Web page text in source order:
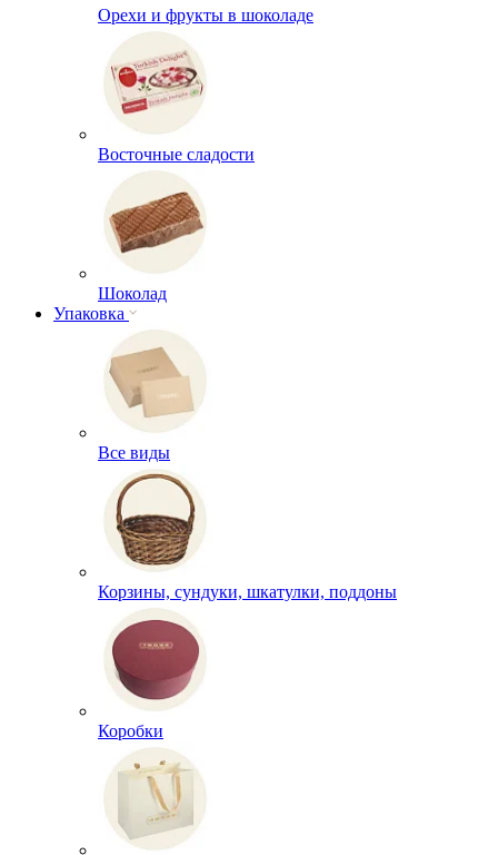
Орехи и фрукты в шоколаде
Восточные сладости
Шоколад
Упаковка
Все виды
Корзины, сундуки, шкатулки, поддоны
Коробки